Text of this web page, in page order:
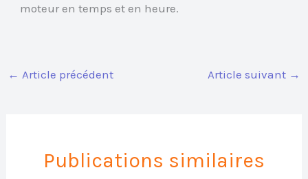
moteur en temps et en heure.
← Article précédent Article suivant →
Publications similaires